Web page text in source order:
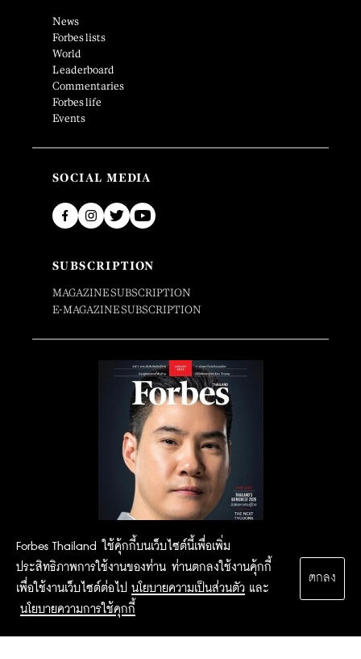
Forbes Thailand ใช้คุ้กกี้บนเว็บไซต์นี้เพื่อเพิ่ม
ประสิทธิภาพการใช้งานของท่าน ท่านตกลงใช้งานคุ้กกี้
เพื่อใช้งานเว็บไซต์ต่อไป นโยบายความเป็นส่วนตัว และ
นโยบายความการใช้คุกกี้
ตกลง
News
Forbes lists
World
Leaderboard
Commentaries
Forbes life
Events
SOCIAL MEDIA
SUBSCRIPTION
MAGAZINE SUBSCRIPTION
E-MAGAZINE SUBSCRIPTION
2015 Forbesthailand.com ALL RIGHTS RESERVED